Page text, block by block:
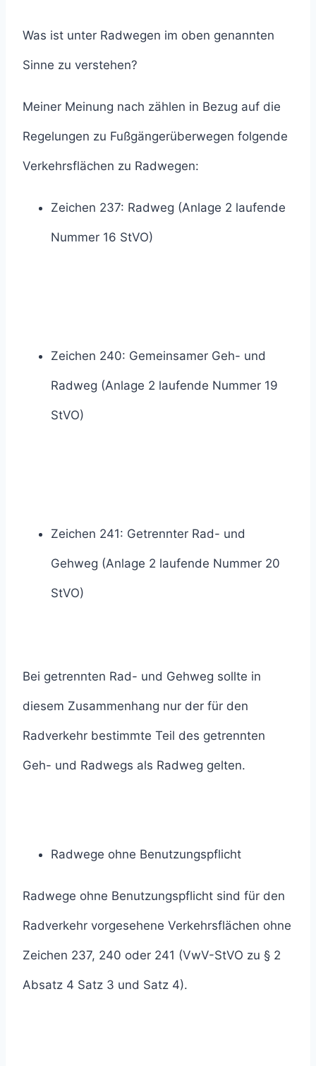
Was ist unter Radwegen im oben genannten
Sinne zu verstehen?
Meiner Meinung nach zählen in Bezug auf die
Regelungen zu Fußgängerüberwegen folgende
Verkehrsflächen zu Radwegen:
Zeichen 237: Radweg (Anlage 2 laufende
Nummer 16 StVO)
Zeichen 240: Gemeinsamer Geh- und
Radweg (Anlage 2 laufende Nummer 19
StVO)
Zeichen 241: Getrennter Rad- und
Gehweg (Anlage 2 laufende Nummer 20
StVO)
Bei getrennten Rad- und Gehweg sollte in
diesem Zusammenhang nur der für den
Radverkehr bestimmte Teil des getrennten
Geh- und Radwegs als Radweg gelten.
Radwege ohne Benutzungspflicht
Radwege ohne Benutzungspflicht sind für den
Radverkehr vorgesehene Verkehrsflächen ohne
Zeichen 237, 240 oder 241 (VwV-StVO zu § 2
Absatz 4 Satz 3 und Satz 4).